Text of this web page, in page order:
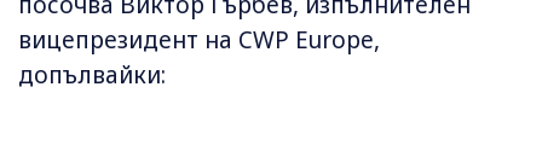
вицепрезидент на CWP Europe,
допълвайки: